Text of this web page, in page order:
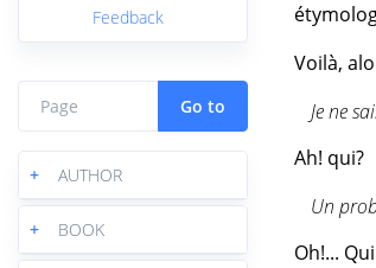
Feedback
Go to
+ AUTHOR
+ BOOK
Voilà,
Je ne
Ah! qui?
Un
Oh!...